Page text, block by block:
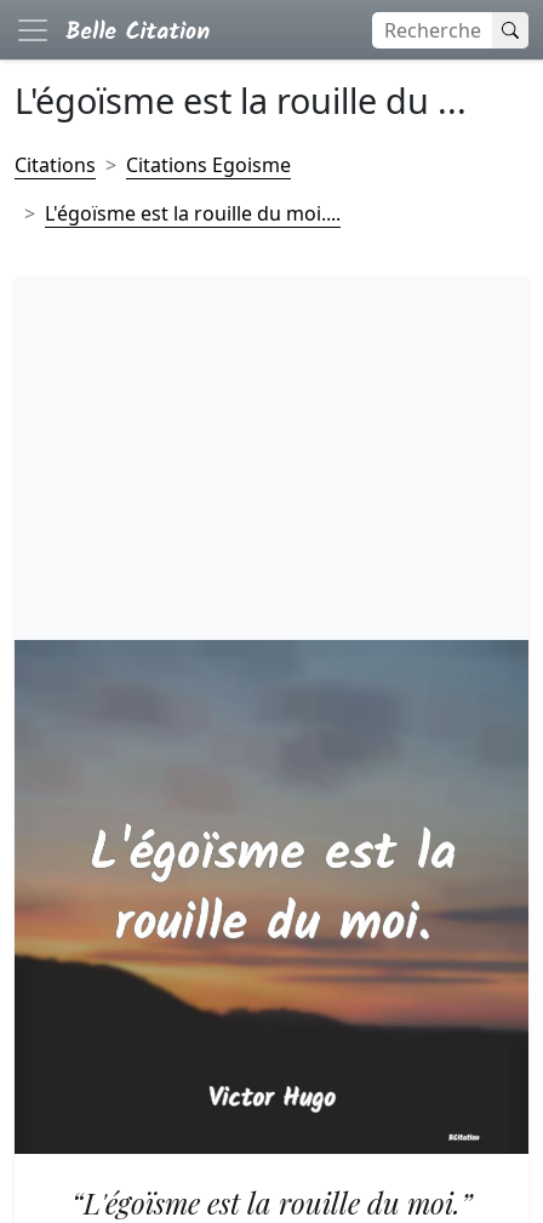
L'égoïsme est la rouille du ...
Citations
Citations Egoisme
L'égoïsme est la rouille du moi....
“L'égoïsme est la rouille du moi.”